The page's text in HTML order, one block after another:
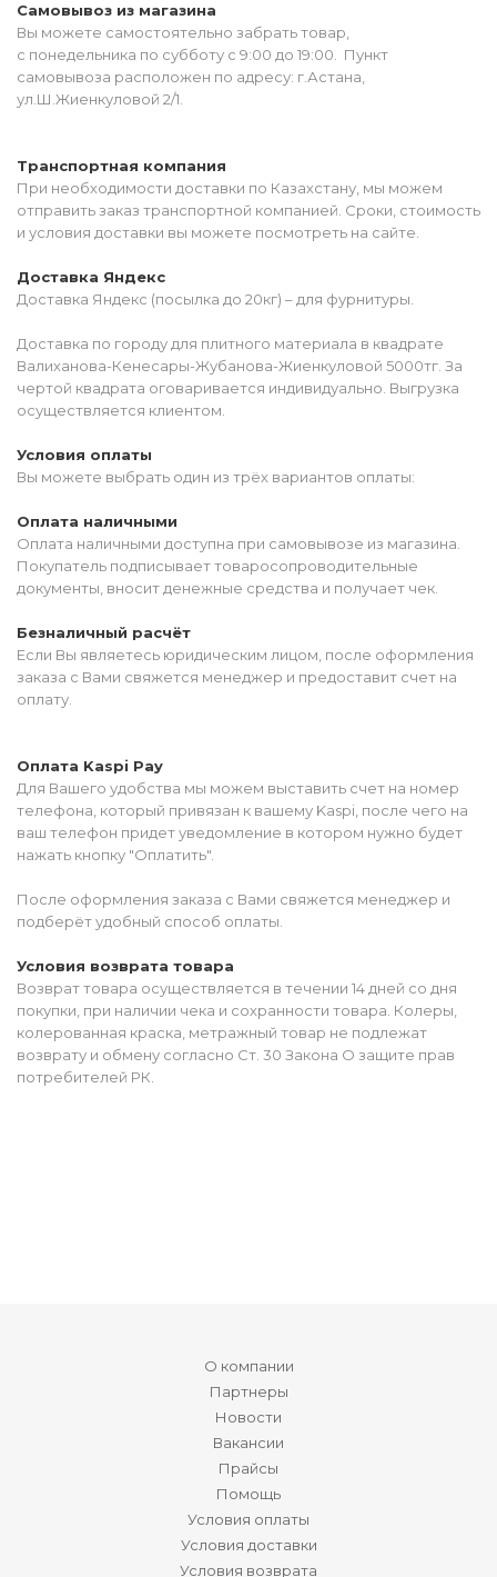
Самовывоз из магазина
Вы можете самостоятельно забрать товар,
с понедельника по субботу с 9:00 до 19:00. Пункт
самовывоза расположен по адресу: г.Астана,
ул.Ш.Жиенкуловой 2/1.
Транспортная компания
При необходимости доставки по Казахстану, мы можем
отправить заказ транспортной компанией. Сроки, стоимость
и условия доставки вы можете посмотреть на сайте.
Доставка Яндекс
Доставка Яндекс (посылка до 20кг) – для фурнитуры.
Доставка по городу для плитного материала в квадрате
Валиханова-Кенесары-Жубанова-Жиенкуловой 5000тг. За
чертой квадрата оговаривается индивидуально. Выгрузка
осуществляется клиентом.
Условия оплаты
Вы можете выбрать один из трёх вариантов оплаты:
Оплата наличными
Оплата наличными доступна при самовывозе из магазина.
Покупатель подписывает товаросопроводительные
документы, вносит денежные средства и получает чек.
Безналичный расчёт
Если Вы являетесь юридическим лицом, после оформления
заказа с Вами свяжется менеджер и предоставит счет на
оплату.
Оплата Kaspi Pay
Для Вашего удобства мы можем выставить счет на номер
телефона, который привязан к вашему Kaspi, после чего на
ваш телефон придет уведомление в котором нужно будет
нажать кнопку "Оплатить".
После оформления заказа с Вами свяжется менеджер и
подберёт удобный способ оплаты.
Условия возврата товара
Возврат товара осуществляется в течении 14 дней со дня
покупки, при наличии чека и сохранности товара. Колеры,
колерованная краска, метражный товар не подлежат
возврату и обмену согласно Ст. 30 Закона О защите прав
потребителей РК.
О компании
Партнеры
Новости
Вакансии
Прайсы
Помощь
Условия оплаты
Условия доставки
Условия возврата